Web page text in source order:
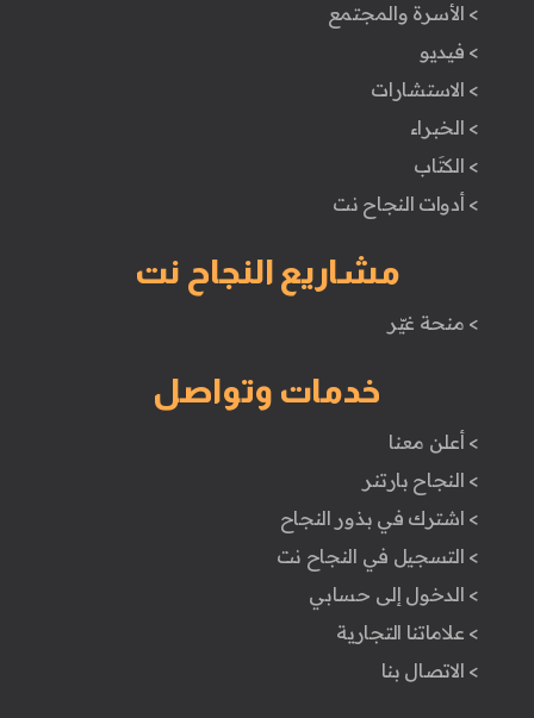
> الأسرة والمجتمع
> فيديو
> الاستشارات
> الخبراء
> الكتَاب
> أدوات النجاح نت
مشاريع النجاح نت
> منحة غيّر
خدمات وتواصل
> أعلن معنا
> النجاح بارتنر
> اشترك في بذور النجاح
> التسجيل في النجاح نت
> الدخول إلى حسابي
> علاماتنا التجارية
> الاتصال بنا